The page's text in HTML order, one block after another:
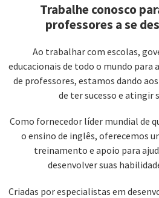
Trabalhe conosco
professores a se
Ao trabalhar com escolas,
educacionais de todo o mundo
de professores, estamos dando
de ter sucesso e atingir
Como fornecedor líder mundial de
o ensino de inglês, oferecemos
treinamento e apoio para
desenvolver suas
Criadas por especialistas em